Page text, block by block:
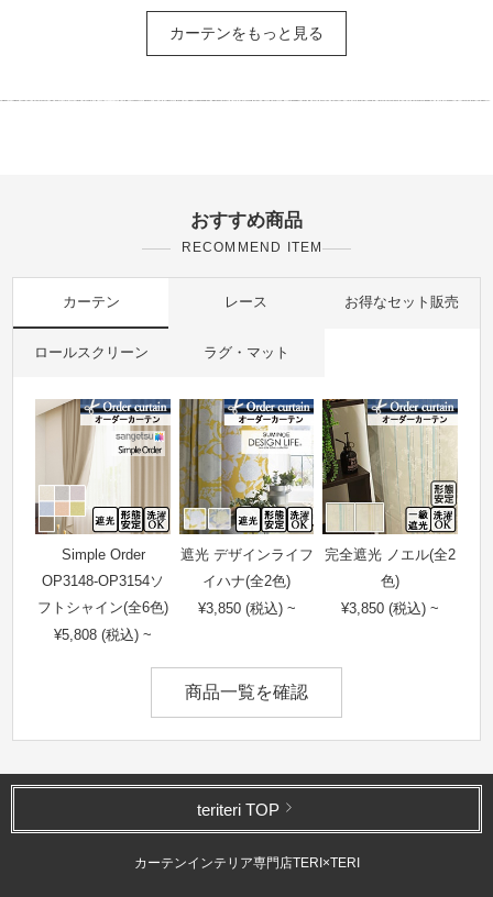
カーテンをもっと見る
おすすめ商品
RECOMMEND ITEM
カーテン レース お得なセット販売
ロールスクリーン ラグ・マット
Simple Order
OP3148-OP3154ソ
フトシャイン(全6色)
¥5,808 (税込) ~
遮光 デザインライフ
イハナ(全2色)
¥3,850 (税込) ~
完全遮光 ノエル(全2
色)
¥3,850 (税込) ~
商品一覧を確認
teriteri TOP
カーテンインテリア専門店TERI×TERI